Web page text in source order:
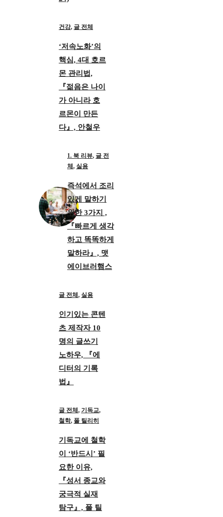
건강, 글 전체
‘저속노화’의
핵심, 4대 호르
몬 관리법,
『젊음은 나이
가 아니라 호
르몬이 만든
다』, 안철우
1. 북 리뷰, 글 전
체 , 실용
즉석에서 조리
있게 말하기
위한 3가지 ,
『빠르게 생각
하고 똑똑하게
말하라』, 맷
에이브러햄스
글 전체 , 실용
인기있는 콘텐
츠 제작자 10
명의 글쓰기
노하우, 『에
디터의 기록
법』
글 전체 , 기독교,
철학, 폴 틸리히
기독교에 철학
이 ‘반드시’ 필
요한 이유,
『성서 종교와
궁극적 실재
탐구』, 폴 틸